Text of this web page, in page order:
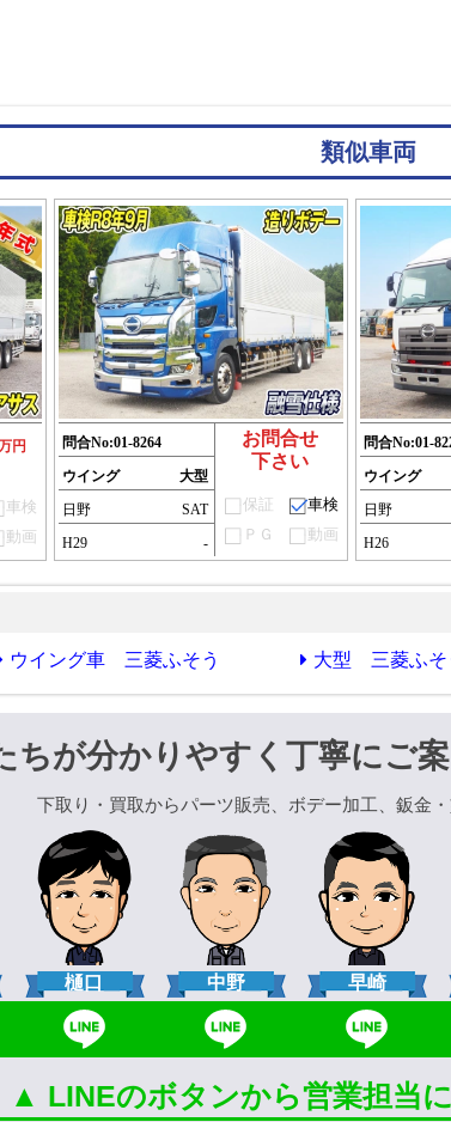
類似車両
円
車検
動画
問合No:01-8264
ウイング
大型
日野
SAT
H29
-
お問合せ
下さい
保証
車検
ＰＧ
動画
問合No:01-
ウイング
日野
H26
ウイング車 三菱ふそう 大型 三菱ふそ
ちが分かりやすく丁寧にご
下取り・買取からパーツ販売、ボデー加工、鈑金
樋口 中野 早崎
▲ LINEのボタンから営業担当